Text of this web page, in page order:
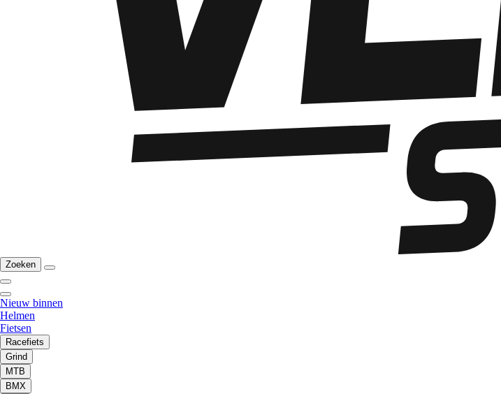
Zoeken
Nieuw binnen
Helmen
Fietsen
Racefiets
Grind
MTB
BMX